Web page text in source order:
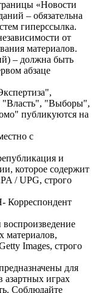
«Новости
– обязательна
гиперссылка.
от
материалов.
– должна быть
абзаце
"Власть", "Выборы",
публикуются на
с
и
которое содержит
/ UPG, строго
Корреспондент
материалов,
Images, строго
для
азартных играх
Соблюдайте